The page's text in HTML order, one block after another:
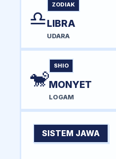
♎
ZODIAK
LIBRA
UDARA
🐒
SHIO
MONYET
LOGAM
SISTEM JAWA